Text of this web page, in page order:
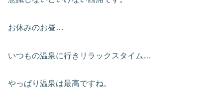
お休みのお昼…
いつもの温泉に行きリラックスタイム…
やっぱり温泉は最高ですね。